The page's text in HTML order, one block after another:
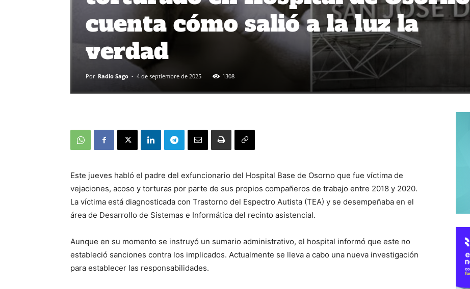
cuenta cómo salió a la luz la
verdad
Por Radio Sago - 4 de septiembre de 2025 1308
Este jueves habló el padre del exfuncionario del Hospital Base de Osorno que fue víctima de
vejaciones, acoso y torturas por parte de sus propios compañeros de trabajo entre 2018 y 2020.
La víctima está diagnosticada con Trastorno del Espectro Autista (TEA) y se desempeñaba en el
área de Desarrollo de Sistemas e Informática del recinto asistencial.
Aunque en su momento se instruyó un sumario administrativo, el hospital informó que este no
estableció sanciones contra los implicados. Actualmente se lleva a cabo una nueva investigación
para establecer las responsabilidades.